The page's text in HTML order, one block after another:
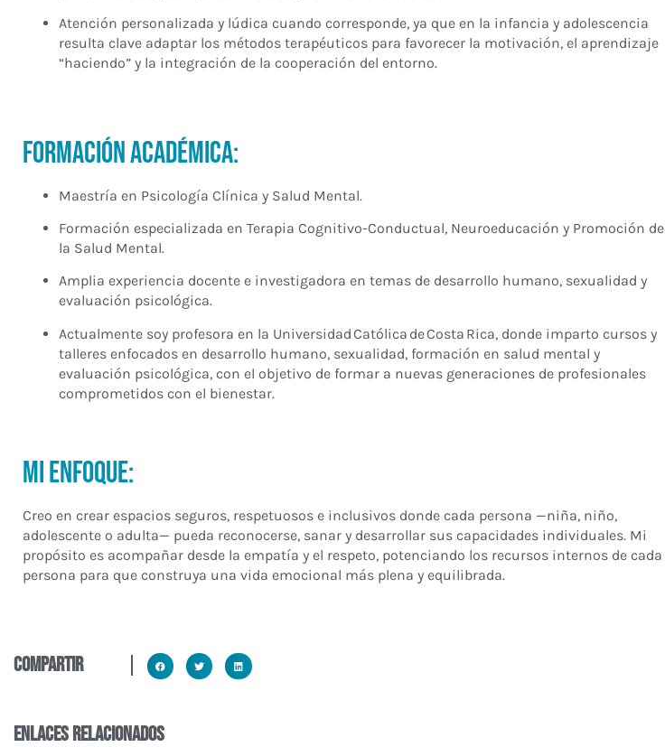
Atención personalizada y lúdica cuando corresponde, ya que en la infancia y adolescencia
resulta clave adaptar los métodos terapéuticos para favorecer la motivación, el aprendizaje
“haciendo” y la integración de la cooperación del entorno.
Formación Académica:
Maestría en Psicología Clínica y Salud Mental.
Formación especializada en Terapia Cognitivo-Conductual, Neuroeducación y Promoción de
la Salud Mental.
Amplia experiencia docente e investigadora en temas de desarrollo humano, sexualidad y
evaluación psicológica.
Actualmente soy profesora en la Universidad Católica de Costa Rica, donde imparto cursos y
talleres enfocados en desarrollo humano, sexualidad, formación en salud mental y
evaluación psicológica, con el objetivo de formar a nuevas generaciones de profesionales
comprometidos con el bienestar.
Mi Enfoque:
Creo en crear espacios seguros, respetuosos e inclusivos donde cada persona —niña, niño,
adolescente o adulta— pueda reconocerse, sanar y desarrollar sus capacidades individuales. Mi
propósito es acompañar desde la empatía y el respeto, potenciando los recursos internos de cada
persona para que construya una vida emocional más plena y equilibrada.
compartir
enlaces relacionados